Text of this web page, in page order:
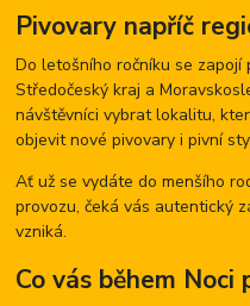
Pivovary napříč
Do letošního ročníku se
Středočeský kraj a
návštěvníci vybrat lokalitu,
objevit nové pivovary i pivní
Ať už se vydáte do menšího
provozu, čeká vás autentický
vzniká.
Co vás během Noci